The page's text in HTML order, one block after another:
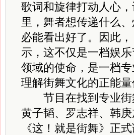
歌词和旋律打动人心
里，舞者想传递什么
必能看出好了。因此
示，这不仅是一档娱
领域的使命，是一档
理解街舞文化的正能
节目在找到专业街
黄子韬、罗志祥、韩
《这！就是街舞》正